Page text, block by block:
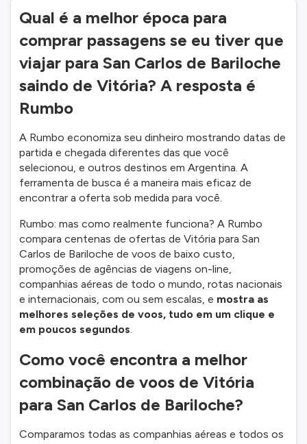
Qual é a melhor época para
comprar passagens se eu tiver que
viajar para San Carlos de Bariloche
saindo de Vitória? A resposta é
Rumbo
A Rumbo economiza seu dinheiro mostrando datas de
partida e chegada diferentes das que você
selecionou, e outros destinos em Argentina. A
ferramenta de busca é a maneira mais eficaz de
encontrar a oferta sob medida para você.
Rumbo: mas como realmente funciona? A Rumbo
compara centenas de ofertas de Vitória para San
Carlos de Bariloche de voos de baixo custo,
promoções de agências de viagens on-line,
companhias aéreas de todo o mundo, rotas nacionais
e internacionais, com ou sem escalas, e mostra as
melhores seleções de voos, tudo em um clique e
em poucos segundos.
Como você encontra a melhor
combinação de voos de Vitória
para San Carlos de Bariloche?
Comparamos todas as companhias aéreas e todos os